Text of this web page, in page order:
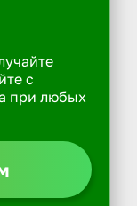
с
при любых